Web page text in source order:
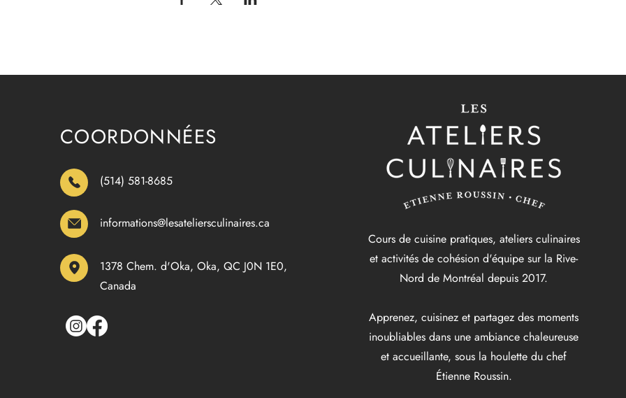
COORDONNÉES
(514) 581-8685
informations@lesateliersculinaires.ca
1378 Chem. d'Oka, Oka, QC J0N 1E0,
Canada
Cours de cuisine pratiques, ateliers culinaires
et activités de cohésion d'équipe sur la Rive-
Nord de Montréal depuis 2017.
Apprenez, cuisinez et partagez des moments
inoubliables dans une ambiance chaleureuse
et accueillante, sous la houlette du chef
Étienne Roussin.